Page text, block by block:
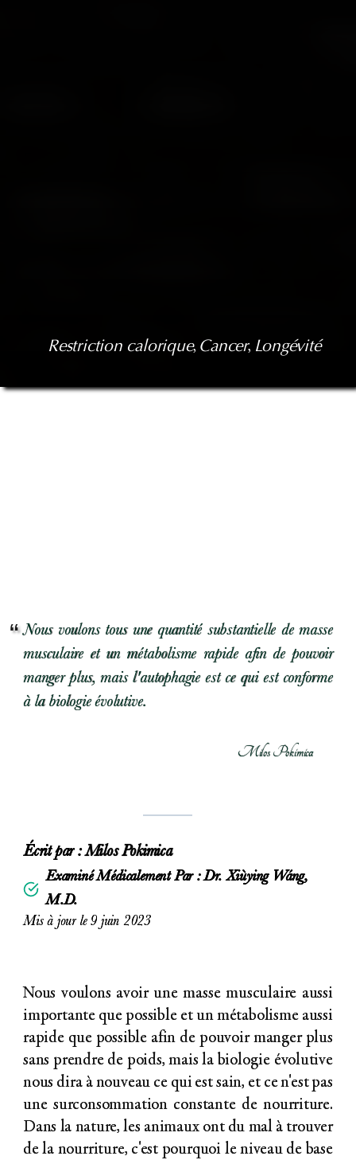
Restriction calorique, Cancer, Longévité
Nous voulons tous une quantité substantielle de masse
musculaire et un métabolisme rapide afin de pouvoir
manger plus, mais l'autophagie est ce qui est conforme
à la biologie évolutive.
Milos Pokimica
Écrit par :Milos Pokimica
Examiné Médicalement Par : Dr. Xiùying Wáng,
M.D.
Mis à jour le 9 juin 2023
Nous voulons avoir une masse musculaire aussi
importante que possible et un métabolisme aussi
rapide que possible afin de pouvoir manger plus
sans prendre de poids, mais la biologie évolutive
nous dira à nouveau ce qui est sain, et ce n'est pas
une surconsommation constante de nourriture.
Dans la nature, les animaux ont du mal à trouver
de la nourriture, c'est pourquoi le niveau de base